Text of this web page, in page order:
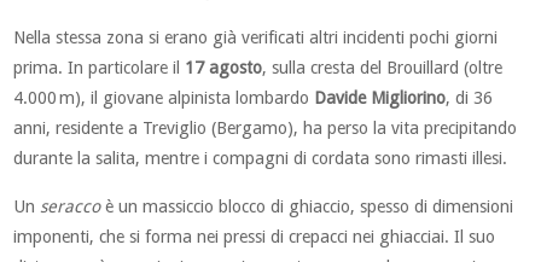
Nella stessa zona si erano già verificati altri incidenti pochi giorni
prima. In particolare il 17 agosto, sulla cresta del Brouillard (oltre
4.000 m), il giovane alpinista lombardo Davide Migliorino, di 36
anni, residente a Treviglio (Bergamo), ha perso la vita precipitando
durante la salita, mentre i compagni di cordata sono rimasti illesi.
Un seraccoè un massiccio blocco di ghiaccio, spesso di dimensioni
imponenti, che si forma nei pressi di crepacci nei ghiacciai. Il suo